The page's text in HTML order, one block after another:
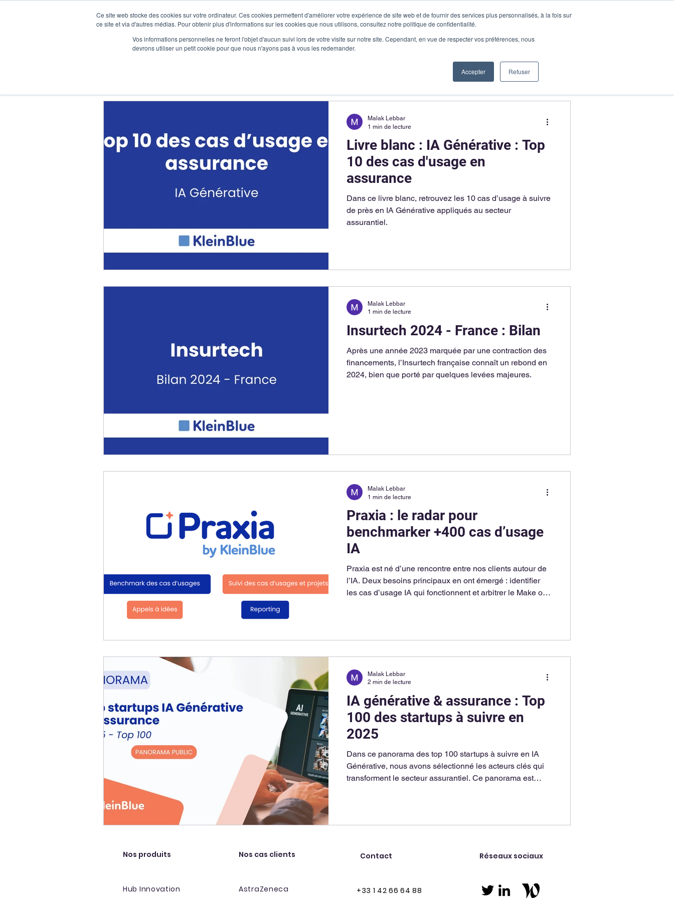
Ce site web stocke des cookies sur votre ordinateur. Ces cookies permettent d'améliorer votre expérience de site web et de fournir des services plus personnalisés, à la fois sur
ce site et via d'autres médias. Pour obtenir plus d'informations sur les cookies que nous utilisons, consultez notre politique de confidentialité.
Vos informations personnelles ne feront l'objet d'aucun suivi lors de votre visite sur notre site. Cependant, en vue de respecter vos préférences, nous
devrons utiliser un petit cookie pour que nous n'ayons pas à vous les redemander.
Accepter Refuser
Produits Vous êtes Cas clients Ressources Me connecter Demander une démo
Livre blanc : IA Générative : Top
10 des cas d'usage en
assurance
Dans ce livre blanc, retrouvez les 10 cas d’usage à suivre
de près en IA Générative appliqués au secteur
assurantiel.
Malak Lebbar
1 min de lecture
Insurtech 2024 - France : Bilan
Après une année 2023 marquée par une contraction des
financements, l’Insurtech française connaît un rebond en
2024, bien que porté par quelques levées majeures.
Malak Lebbar
1 min de lecture
Praxia : le radar pour
benchmarker +400 cas d’usage
IA
Praxia est né d’une rencontre entre nos clients autour de
l’IA. Deux besoins principaux en ont émergé : identifier
les cas d’usage IA qui fonctionnent et arbitrer le Make or
Malak Lebbar
1 min de lecture
IA générative & assurance : Top
100 des startups à suivre en
2025
Dans ce panorama des top 100 startups à suivre en IA
Générative, nous avons sélectionné les acteurs clés qui
transforment le secteur assurantiel. Ce panorama est
Malak Lebbar
2 min de lecture
Nos produits
Hub Innovation
Nos cas clients Contact
AstraZeneca +33 1 42 66 64 88
Réseaux sociaux